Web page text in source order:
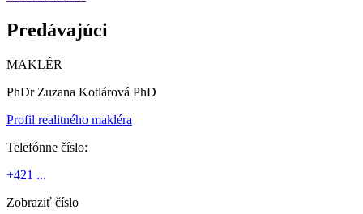
Predávajúci
MAKLÉR
PhDr Zuzana Kotlárová PhD
Profil realitného makléra
Telefónne číslo:
+421 ...
Zobraziť číslo